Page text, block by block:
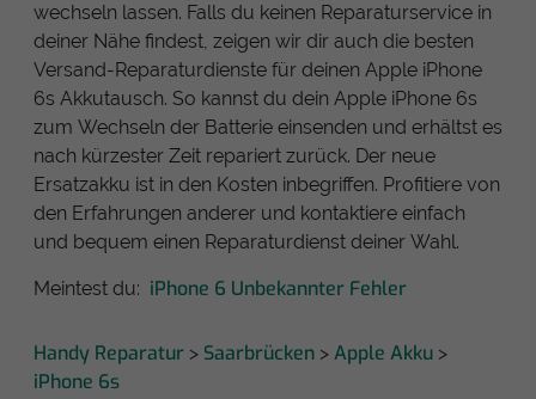
wechseln lassen. Falls du keinen Reparaturservice in
deiner Nähe findest, zeigen wir dir auch die besten
Versand-Reparaturdienste für deinen Apple iPhone
6s Akkutausch. So kannst du dein Apple iPhone 6s
zum Wechseln der Batterie einsenden und erhältst es
nach kürzester Zeit repariert zurück. Der neue
Ersatzakku ist in den Kosten inbegriffen. Profitiere von
den Erfahrungen anderer und kontaktiere einfach
und bequem einen Reparaturdienst deiner Wahl.
Meintest du: iPhone 6 Unbekannter Fehler
Handy Reparatur > Saarbrücken > Apple Akku >
iPhone 6s